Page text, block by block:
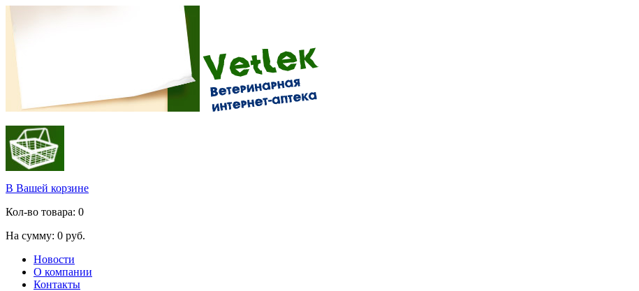
В Вашей корзине
Кол-во товара: 0
На сумму: 0 руб.
Новости
О компании
Контакты